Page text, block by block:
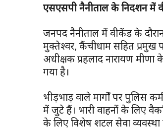
एसएसपी नैनीताल के निर्देशन में
जनपद नैनीताल में वीकेंड के
मुक्तेश्वर, कैंचीधाम सहित प्रमुख
अधीक्षक प्रहलाद नारायण मीणा
गया है।
भीड़भाड़ वाले मार्गों पर पुलिस
में जुटे हैं। भारी वाहनों के लिए
के लिए विशेष शटल सेवा